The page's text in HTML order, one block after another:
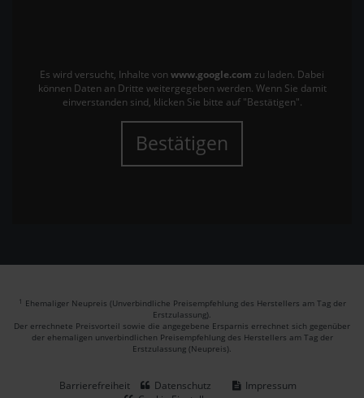
Es wird versucht, Inhalte von www.google.com zu laden. Dabei
können Daten an Dritte weitergegeben werden. Wenn Sie damit
einverstanden sind, klicken Sie bitte auf "Bestätigen".
Bestätigen
1 Ehemaliger Neupreis (Unverbindliche Preisempfehlung des Herstellers am Tag der
Erstzulassung).
Der errechnete Preisvorteil sowie die angegebene Ersparnis errechnet sich gegenüber
der ehemaligen unverbindlichen Preisempfehlung des Herstellers am Tag der
Erstzulassung (Neupreis).
Barrierefreiheit Datenschutz
Impressum